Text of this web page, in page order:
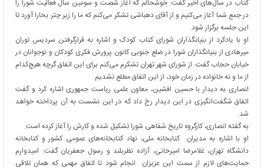
کتاب در سال‌های اخیر گفت: خوشحالم که آغاز شصت و سومین سال فعالیت شورا را
در جمع شما آغاز می‌کنیم و از آقای دهباشی تشکر می‌کنم که ما را زیر چتر بخارا آورد تا
این جلسه برگزار شود.
او با یادکرد از بنیانگذاران شورای کتاب کودک و اشاره به قرارگرفتن سردیس توران
میرهادی از بنیانگذاران شورا در ضلع جنوبی کانون پرورش فکری کودکان و نوجوانان در
خیابان حجاب گفت: از شورای شهر تهران تشکرم می‌کنم برای این اتفاق گرچه هیچ‌کدام
از ما و نه خانواده در زمان خود، از این اتفاق مطلع نشدیم.
انصاری به دیدار با حسین افشین، معاون علمی ریاست جمهوری اشاره کرد و گفت
اتفاق شگفت‌انگیزی در این دیدار رخ داد که در این نشست به آن پرداخته خواهد
شد.
به گفته انصاری، کارگروه تاریخ شفاهی شورا تشکیل شده و کارش را آغاز کرده است.
او با اشاره به مدیران کتابخانه ملی، نهاد کتابخانه‌های عمومی کشور و کتابخانه
دانشگاه تهران، غلامرضا امیرخانی، آزاده نظربلند و رسول جعفریان گفت: امیدوارم
حمایت‌های لازم از سمت این عزیزان انجام شود تا اتفاق مهمی که همان تلاقی